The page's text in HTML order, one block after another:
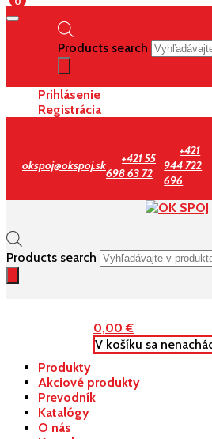
Products search
Prihlásenie
Registrácia
okspoj@okspoj.sk
+421 55
698 63 72
+421
944 722
696
Products search
0,00€
V košíku sa
Produkty
Akciové produkty
Prevodník
Katalógy
O nás